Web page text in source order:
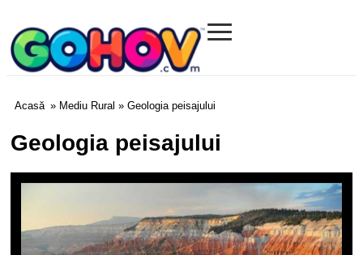
Gohov.com
≡
Acasă » Mediu Rural » Geologia peisajului
Geologia peisajului